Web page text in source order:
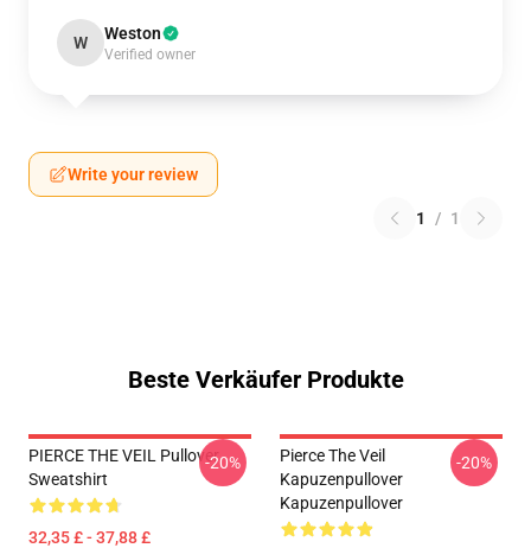
W Weston
Verified owner
Write your review
1 / 1
Beste Verkäufer Produkte
PIERCE THE VEIL Pullover
Sweatshirt
32,35 £ - 37,88 £
-20%
Pierce The Veil
Kapuzenpullover
Kapuzenpullover
-20%